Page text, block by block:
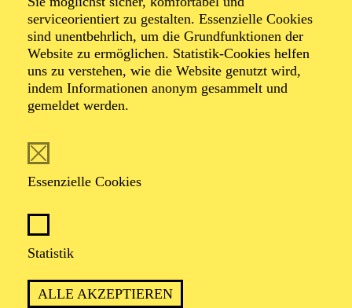
serviceorientiert zu gestalten. Essenzielle Cookies
sind unentbehrlich, um die Grundfunktionen der
Website zu ermöglichen. Statistik-Cookies helfen
uns zu verstehen, wie die Website genutzt wird,
indem Informationen anonym gesammelt und
gemeldet werden.
Essenzielle Cookies
Statistik
ALLE AKZEPTIEREN
Katharina Rösch
Stadt-Dramaturgie
„Durchschnittsdorf“ Haßloch aufgewachsen und hat
sowie im Master Dramaturgie an der Hochschule für
Schauspielhaus arbeitete sie als Dramaturgieassistentin
und ist seit 2020 als Dramaturgin auch selbstständig